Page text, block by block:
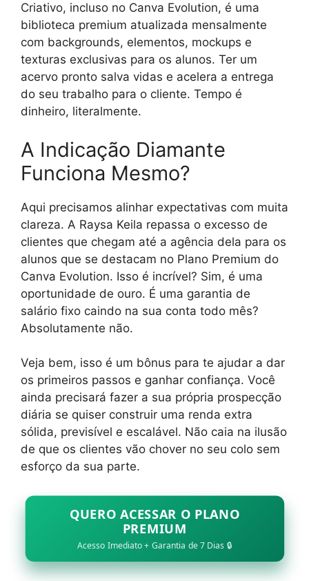
Criativo, incluso no Canva Evolution, é uma
biblioteca premium atualizada mensalmente
com backgrounds, elementos, mockups e
texturas exclusivas para os alunos. Ter um
acervo pronto salva vidas e acelera a entrega
do seu trabalho para o cliente. Tempo é
dinheiro, literalmente.
A Indicação Diamante
Funciona Mesmo?
Aqui precisamos alinhar expectativas com muita
clareza. A Raysa Keila repassa o excesso de
clientes que chegam até a agência dela para os
alunos que se destacam no Plano Premium do
Canva Evolution. Isso é incrível? Sim, é uma
oportunidade de ouro. É uma garantia de
salário fixo caindo na sua conta todo mês?
Absolutamente não.
Veja bem, isso é um bônus para te ajudar a dar
os primeiros passos e ganhar confiança. Você
ainda precisará fazer a sua própria prospecção
diária se quiser construir uma renda extra
sólida, previsível e escalável. Não caia na ilusão
de que os clientes vão chover no seu colo sem
esforço da sua parte.
QUERO ACESSAR O PLANO
PREMIUM
Acesso Imediato + Garantia de 7 Dias 🔒